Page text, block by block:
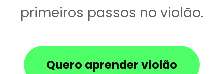
primeiros passos no violão.
Quero aprender violão